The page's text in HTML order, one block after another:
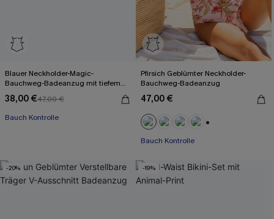
Blauer Neckholder-Magic-
Bauchweg-Badeanzug mit tiefem
Ausschnitt
38,00 €47,00 €
Bauch Kontrolle
Pfirsich Geblümter Neckholder-
Bauchweg-Badeanzug
47,00 €
Bauch Kontrolle
-20% -19%